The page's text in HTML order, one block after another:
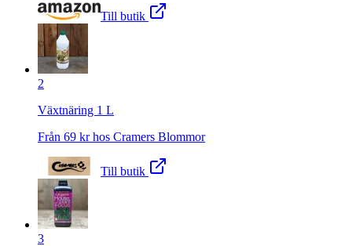
Till butik
2
Växtnäring 1 L
Från 69 kr hos Cramers Blommor
Till butik
3